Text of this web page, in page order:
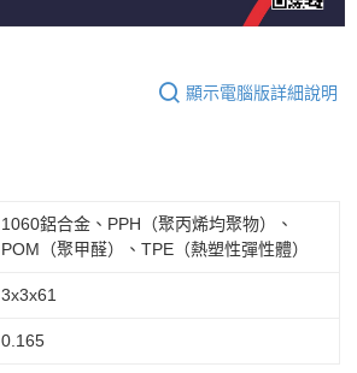
顯示電腦版詳細說明
1060鋁合金、PPH（聚丙烯均聚物）、
POM（聚甲醛）、TPE（熱塑性彈性體）
3x3x61
0.165